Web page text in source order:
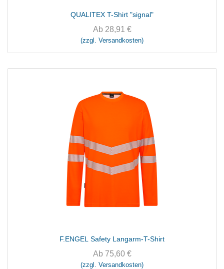
QUALITEX T-Shirt "signal"
Ab 28,91 €
(zzgl. Versandkosten)
F.ENGEL Safety Langarm-T-Shirt
Ab 75,60€
(zzgl. Versandkosten)